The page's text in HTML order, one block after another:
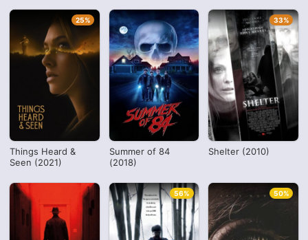
Things Heard &
Seen (2021)
25%
Summer of 84
(2018)
Shelter (2010)
33%
56% 50%